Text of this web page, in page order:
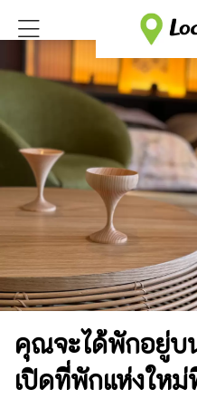
คุณจะได้พักอยู่บ
เปิดที่พักแห่งให